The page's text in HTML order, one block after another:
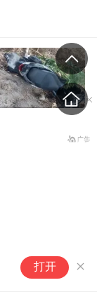
海风：“汉
终代价由谁
打开